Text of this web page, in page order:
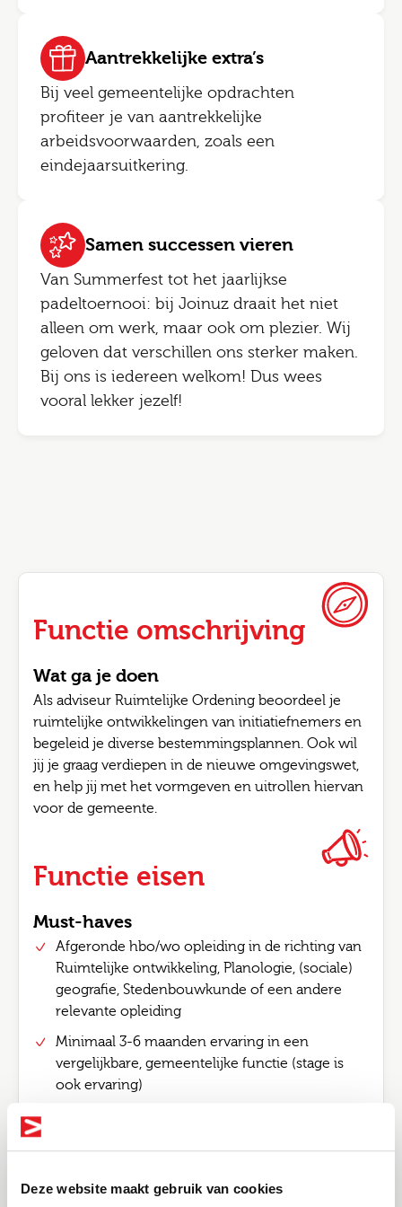
Deze website maakt gebruik van cookies
Aantrekkelijke extra’s
Bij veel gemeentelijke opdrachten
profiteer je van aantrekkelijke
arbeidsvoorwaarden, zoals een
eindejaarsuitkering.
Samen successen vieren
Van Summerfest tot het jaarlijkse
padeltoernooi: bij Joinuz draait het niet
alleen om werk, maar ook om plezier. Wij
geloven dat verschillen ons sterker maken.
Bij ons is iedereen welkom! Dus wees
vooral lekker jezelf!
Functie omschrijving
Wat ga je doen
Als adviseur Ruimtelijke Ordening beoordeel je
ruimtelijke ontwikkelingen van initiatiefnemers en
begeleid je diverse bestemmingsplannen. Ook wil
jij je graag verdiepen in de nieuwe omgevingswet,
en help jij met het vormgeven en uitrollen hiervan
voor de gemeente.
Functie eisen
Must-haves
Afgeronde hbo/wo opleiding in de richting van
Ruimtelijke ontwikkeling, Planologie, (sociale)
geografie, Stedenbouwkunde of een andere
relevante opleiding
Minimaal 3-6 maanden ervaring in een
vergelijkbare, gemeentelijke functie (stage is
ook ervaring)
Over